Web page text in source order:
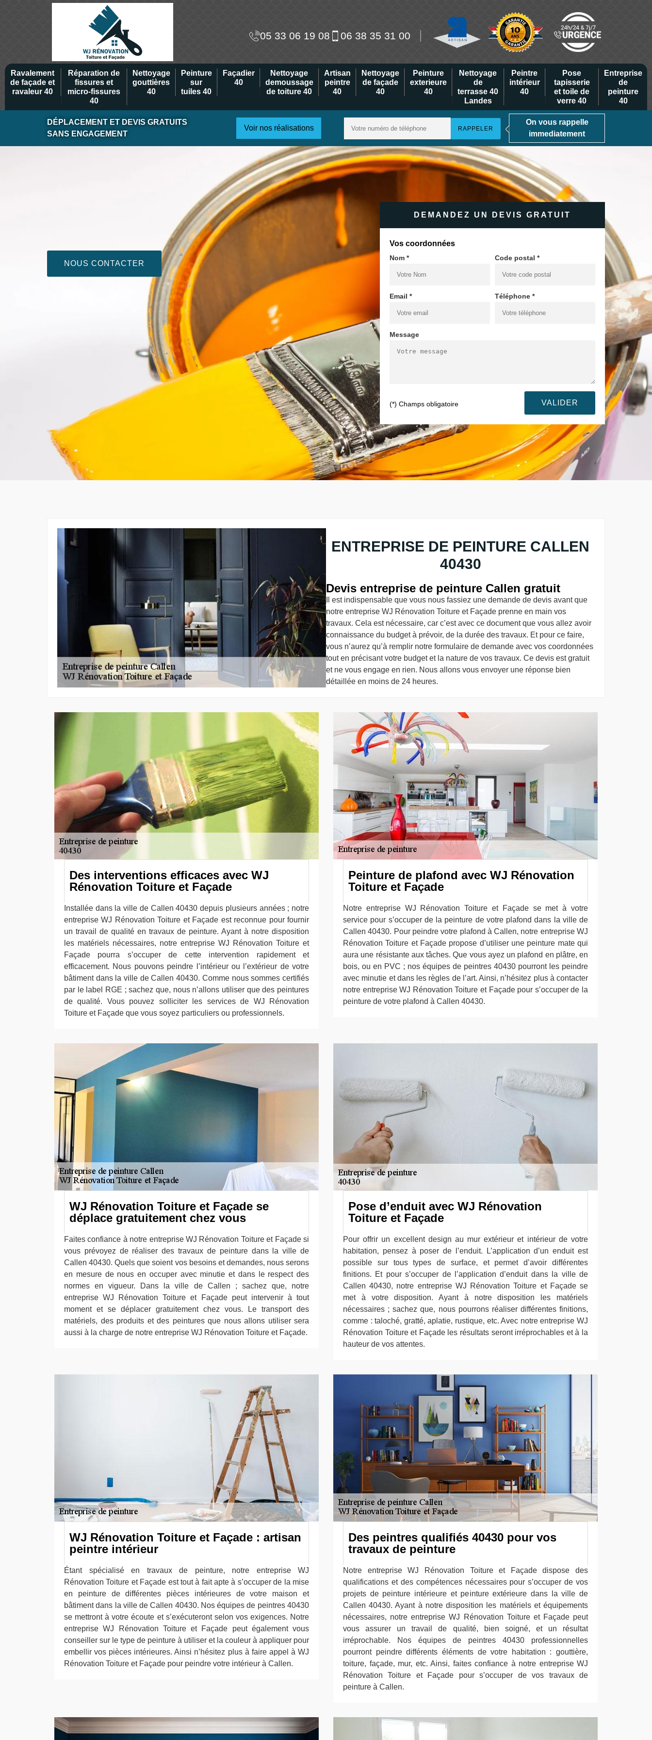
05 33 06 19 08 06 38 35 31 00
Ravalement
de façade et
ravaleur 40
Réparation de
fissures et
micro-fissures
40
Nettoyage
gouttières
40
Peinture
sur
tuiles 40
Façadier
40
Nettoyage
demoussage
de toiture 40
Artisan
peintre
40
Nettoyage
de façade
40
Peinture
exterieure
40
Nettoyage
de
terrasse 40
Landes
Peintre
intérieur
40
Pose
tapisserie
et toile de
verre 40
Entreprise
de
peinture
40
DÉPLACEMENT ET DEVIS GRATUITS
SANS ENGAGEMENT
Voir nos réalisations
On vous rappelle
immediatement
NOUS CONTACTER
DEMANDEZ UN DEVIS GRATUIT
Vos coordonnées
Nom * Code postal *
Email * Téléphone *
Message
(*) Champs obligatoire
ENTREPRISE DE PEINTURE CALLEN
40430
Devis entreprise de peinture Callen gratuit
Il est indispensable que vous nous fassiez une demande de devis avant que
notre entreprise WJ Rénovation Toiture et Façade prenne en main vos
travaux. Cela est nécessaire, car c’est avec ce document que vous allez avoir
connaissance du budget à prévoir, de la durée des travaux. Et pour ce faire,
vous n’aurez qu’à remplir notre formulaire de demande avec vos coordonnées
tout en précisant votre budget et la nature de vos travaux. Ce devis est gratuit
et ne vous engage en rien. Nous allons vous envoyer une réponse bien
détaillée en moins de 24 heures.
Des interventions efficaces avec WJ
Rénovation Toiture et Façade
Installée dans la ville de Callen 40430 depuis plusieurs années ; notre
entreprise WJ Rénovation Toiture et Façade est reconnue pour fournir
un travail de qualité en travaux de peinture. Ayant à notre disposition
les matériels nécessaires, notre entreprise WJ Rénovation Toiture et
Façade pourra s’occuper de cette intervention rapidement et
efficacement. Nous pouvons peindre l’intérieur ou l’extérieur de votre
bâtiment dans la ville de Callen 40430. Comme nous sommes certifiés
par le label RGE ; sachez que, nous n’allons utiliser que des peintures
de qualité. Vous pouvez solliciter les services de WJ Rénovation
Toiture et Façade que vous soyez particuliers ou professionnels.
Peinture de plafond avec WJ Rénovation
Toiture et Façade
Notre entreprise WJ Rénovation Toiture et Façade se met à votre
service pour s’occuper de la peinture de votre plafond dans la ville de
Callen 40430. Pour peindre votre plafond à Callen, notre entreprise WJ
Rénovation Toiture et Façade propose d’utiliser une peinture mate qui
aura une résistante aux tâches. Que vous ayez un plafond en plâtre, en
bois, ou en PVC ; nos équipes de peintres 40430 pourront les peindre
avec minutie et dans les règles de l’art. Ainsi, n’hésitez plus à contacter
notre entreprise WJ Rénovation Toiture et Façade pour s’occuper de la
peinture de votre plafond à Callen 40430.
WJ Rénovation Toiture et Façade se
déplace gratuitement chez vous
Faites confiance à notre entreprise WJ Rénovation Toiture et Façade si
vous prévoyez de réaliser des travaux de peinture dans la ville de
Callen 40430. Quels que soient vos besoins et demandes, nous serons
en mesure de nous en occuper avec minutie et dans le respect des
normes en vigueur. Dans la ville de Callen ; sachez que, notre
entreprise WJ Rénovation Toiture et Façade peut intervenir à tout
moment et se déplacer gratuitement chez vous. Le transport des
matériels, des produits et des peintures que nous allons utiliser sera
aussi à la charge de notre entreprise WJ Rénovation Toiture et Façade.
Pose d’enduit avec WJ Rénovation
Toiture et Façade
Pour offrir un excellent design au mur extérieur et intérieur de votre
habitation, pensez à poser de l’enduit. L’application d’un enduit est
possible sur tous types de surface, et permet d’avoir différentes
finitions. Et pour s’occuper de l’application d’enduit dans la ville de
Callen 40430, notre entreprise WJ Rénovation Toiture et Façade se
met à votre disposition. Ayant à notre disposition les matériels
nécessaires ; sachez que, nous pourrons réaliser différentes finitions,
comme : taloché, gratté, aplatie, rustique, etc. Avec notre entreprise WJ
Rénovation Toiture et Façade les résultats seront irréprochables et à la
hauteur de vos attentes.
WJ Rénovation Toiture et Façade : artisan
peintre intérieur
Étant spécialisé en travaux de peinture, notre entreprise WJ
Rénovation Toiture et Façade est tout à fait apte à s’occuper de la mise
en peinture de différentes pièces intérieures de votre maison et
bâtiment dans la ville de Callen 40430. Nos équipes de peintres 40430
se mettront à votre écoute et s’exécuteront selon vos exigences. Notre
entreprise WJ Rénovation Toiture et Façade peut également vous
conseiller sur le type de peinture à utiliser et la couleur à appliquer pour
embellir vos pièces intérieures. Ainsi n’hésitez plus à faire appel à WJ
Rénovation Toiture et Façade pour peindre votre intérieur à Callen.
Des peintres qualifiés 40430 pour vos
travaux de peinture
Notre entreprise WJ Rénovation Toiture et Façade dispose des
qualifications et des compétences nécessaires pour s’occuper de vos
projets de peinture intérieure et peinture extérieure dans la ville de
Callen 40430. Ayant à notre disposition les matériels et équipements
nécessaires, notre entreprise WJ Rénovation Toiture et Façade peut
vous assurer un travail de qualité, bien soigné, et un résultat
irréprochable. Nos équipes de peintres 40430 professionnelles
pourront peindre différents éléments de votre habitation : gouttière,
toiture, façade, mur, etc. Ainsi, faites confiance à notre entreprise WJ
Rénovation Toiture et Façade pour s’occuper de vos travaux de
peinture à Callen.